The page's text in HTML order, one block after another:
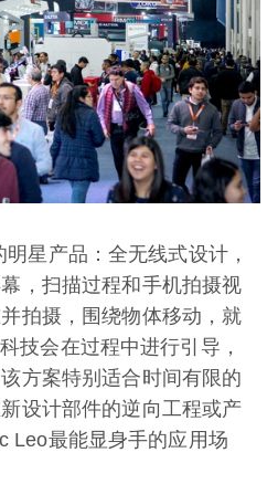
星产品：全无线式设计，
，扫描过程和手机拍摄视
拍摄，围绕物体移动，就
技会在过程中进行引导，
方案特别适合时间有限的
设计部件的逆向工程或产
Leo最能显身手的应用场